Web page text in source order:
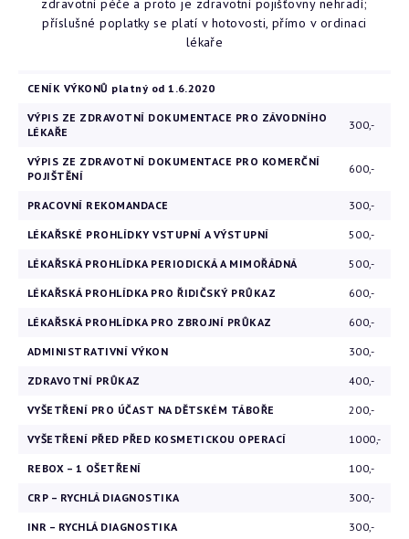
zdravotní péče a proto je zdravotní pojišťovny nehradí;
příslušné poplatky se platí v hotovosti, přímo v ordinaci
lékaře
CENÍK VÝKONŮ platný od 1.6.2020
VÝPIS ZE ZDRAVOTNÍ DOKUMENTACE PRO ZÁVODNÍHO
LÉKAŘE
300,-
VÝPIS ZE ZDRAVOTNÍ DOKUMENTACE PRO KOMERČNÍ
POJIŠTĚNÍ
600,-
PRACOVNÍ REKOMANDACE 300,-
LÉKAŘSKÉ PROHLÍDKY VSTUPNÍ A VÝSTUPNÍ 500,-
LÉKAŘSKÁ PROHLÍDKA PERIODICKÁ A MIMOŘÁDNÁ 500,-
LÉKAŘSKÁ PROHLÍDKA PRO ŘIDIČSKÝ PRŮKAZ 600,-
LÉKAŘSKÁ PROHLÍDKA PRO ZBROJNÍ PRŮKAZ 600,-
ADMINISTRATIVNÍ VÝKON 300,-
ZDRAVOTNÍ PRŮKAZ 400,-
VYŠETŘENÍ PRO ÚČAST NA DĚTSKÉM TÁBOŘE 200,-
VYŠETŘENÍ PŘED PŘED KOSMETICKOU OPERACÍ 1000,-
REBOX – 1 OŠETŘENÍ 100,-
CRP – RYCHLÁ DIAGNOSTIKA 300,-
INR – RYCHLÁ DIAGNOSTIKA 300,-